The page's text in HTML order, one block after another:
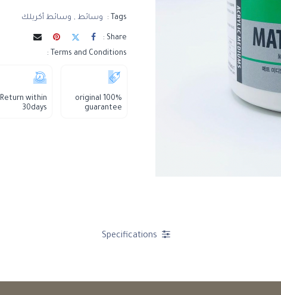
Tags : وسائط , وسائط أكريلك
Share :
Terms and Conditions :
100% original
guarantee
Return within
30days